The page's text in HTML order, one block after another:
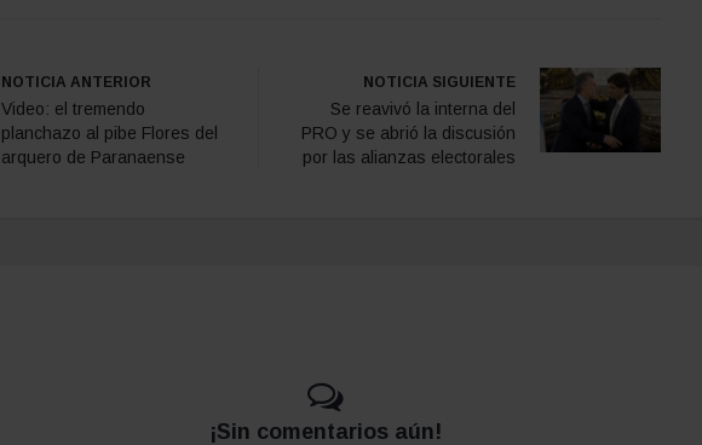
NOTICIA ANTERIOR
Video: el tremendo
planchazo al pibe Flores del
arquero de Paranaense
NOTICIA SIGUIENTE
Se reavivó la interna del
PRO y se abrió la discusión
por las alianzas electorales
¡Sin comentarios aún!